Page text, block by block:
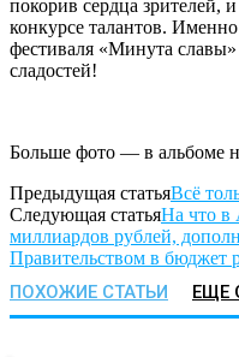
покорив сердца зрителей,
конкурсе талантов.
фестиваля «Минута славы»
сладостей!
Больше фото — в альбоме
Предыдущая статьяВсё
Следующая статьяНа что в
миллиардов рублей,
Правительством в бюджет
ПОХОЖИЕ СТАТЬИ ЕЩЕ